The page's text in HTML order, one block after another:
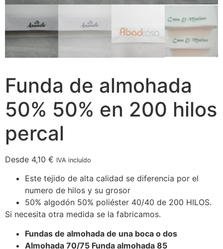
Funda de almohada
50% 50% en 200 hilos
percal
Desde 4,10 € IVA incluído
Este tejido de alta calidad se diferencia por el
numero de hilos y su grosor
50% algodón 50% poliéster 40/40 de 200 HILOS.
Si necesita otra medida se la fabricamos.
Fundas de almohada de una boca o dos
Almohada 70/75 Funda almohada 85